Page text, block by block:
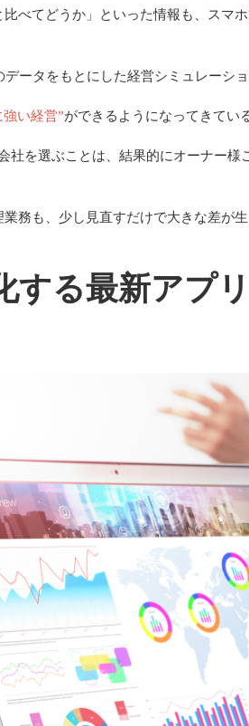
比べてどうか」といった情報も、スマ
ータをもとにした経営シミュレーショ
強い経営”ができるようになってきてい
社を選ぶことは、結果的にオーナー様
務も、少し見直すだけで大きな差が
する最新アプ